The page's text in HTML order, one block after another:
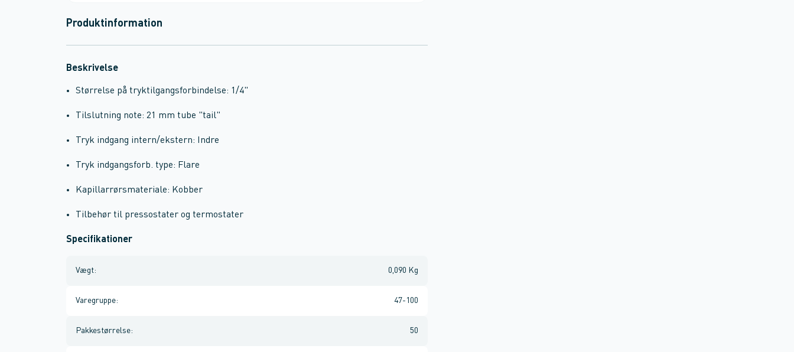
Produktinformation
Beskrivelse
Størrelse på tryktilgangsforbindelse: 1/4"
Tilslutning note: 21 mm tube "tail"
Tryk indgang intern/ekstern: Indre
Tryk indgangsforb. type: Flare
Kapillarrørsmateriale: Kobber
Tilbehør til pressostater og termostater
Specifikationer
Vægt: 0,090 Kg
Varegruppe: 47-100
Pakkestørrelse: 50